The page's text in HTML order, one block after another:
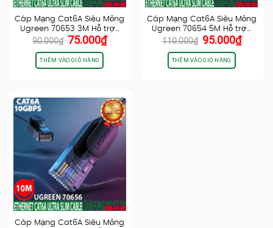
Cáp Mạng Cat6A Siêu Mỏng
Ugreen 70653 3M Hỗ trợ…
90.000₫ Giá
gốc
là:
90.000₫.
75.000₫Giá
THÊM VÀO GIỎ HÀNG
Cáp Mạng Cat6A Siêu Mỏng
Ugreen 70654 5M Hỗ trợ…
110.000₫ Giá
gốc
là:
110.000₫.
95.000₫Giá
THÊM VÀO GIỎ HÀNG
Cáp Mạng Cat6A Siêu Mỏng